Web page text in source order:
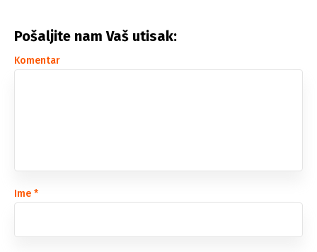
Pošaljite nam Vaš utisak:
Komentar
Ime *